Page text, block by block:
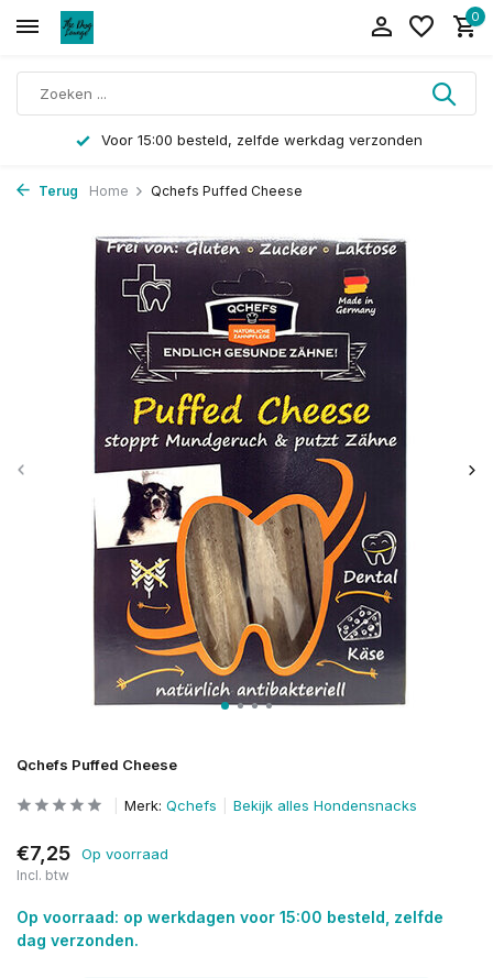
0
Voor 15:00 besteld, zelfde werkdag verzonden
Terug Home Qchefs Puffed Cheese
Qchefs Puffed Cheese
Merk: Qchefs Bekijk alles Hondensnacks
€7,25 Op voorraad
Incl. btw
Op voorraad: op werkdagen voor 15:00 besteld, zelfde
dag verzonden.